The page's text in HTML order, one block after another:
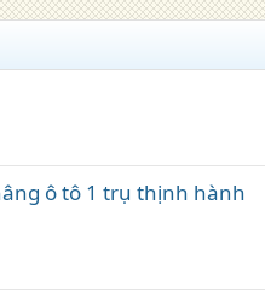
ô tô 1 trụ thịnh hành